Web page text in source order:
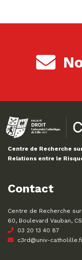
Centre de Recherche
Relations entre le
Contact
Centre de Recherche
60, Boulevard Vauban,
03 20 13 40 87
c3rd@univ-